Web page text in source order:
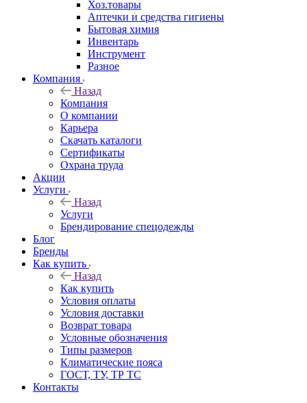
Хоз.товары
Аптечки и средства гигиены
Бытовая химия
Инвентарь
Инструмент
Разное
Компания
Назад
Компания
О компании
Карьера
Cкачать каталоги
Сертификаты
Охрана труда
Акции
Услуги
Назад
Услуги
Брендирование спецодежды
Блог
Бренды
Как купить
Назад
Как купить
Условия оплаты
Условия доставки
Возврат товара
Условные обозначения
Типы размеров
Климатические пояса
ГОСТ, ТУ, ТР ТС
Контакты